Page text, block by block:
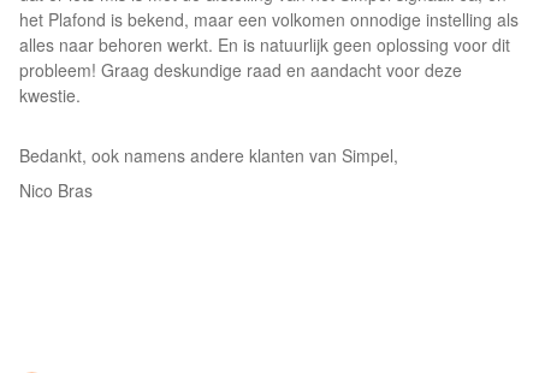
het Plafond is bekend, maar een volkomen onnodige instelling als
alles naar behoren werkt. En is natuurlijk geen oplossing voor dit
probleem! Graag deskundige raad en aandacht voor deze
kwestie.
Bedankt, ook namens andere klanten van Simpel,
Nico Bras